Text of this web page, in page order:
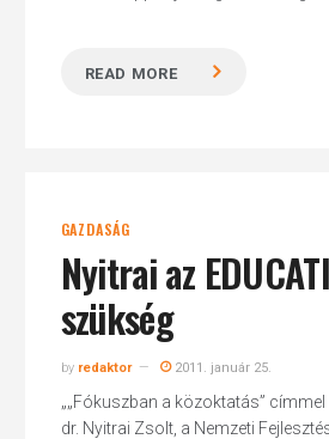
READ MORE
GAZDASÁG
Nyitrai az
szükség
by redaktor 2011. január 25.
„„Fókuszban a közoktatás”
dr. Nyitrai Zsolt, a Nemzeti